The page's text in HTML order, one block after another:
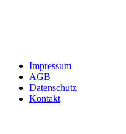
Impressum
AGB
Datenschutz
Kontakt